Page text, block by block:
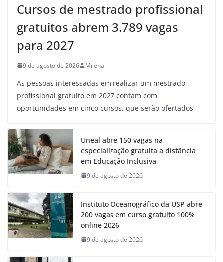
Cursos de mestrado profissional
gratuitos abrem 3.789 vagas
para 2027
9 de agosto de 2026 Milena
As pessoas interessadas em realizar um mestrado
profissional gratuito em 2027 contam com
oportunidades em cinco cursos, que serão ofertados
Uneal abre 150 vagas na
especialização gratuita a distância
em Educação Inclusiva
9 de agosto de 2026
Instituto Oceanográfico da USP abre
200 vagas em curso gratuito 100%
online 2026
9 de agosto de 2026